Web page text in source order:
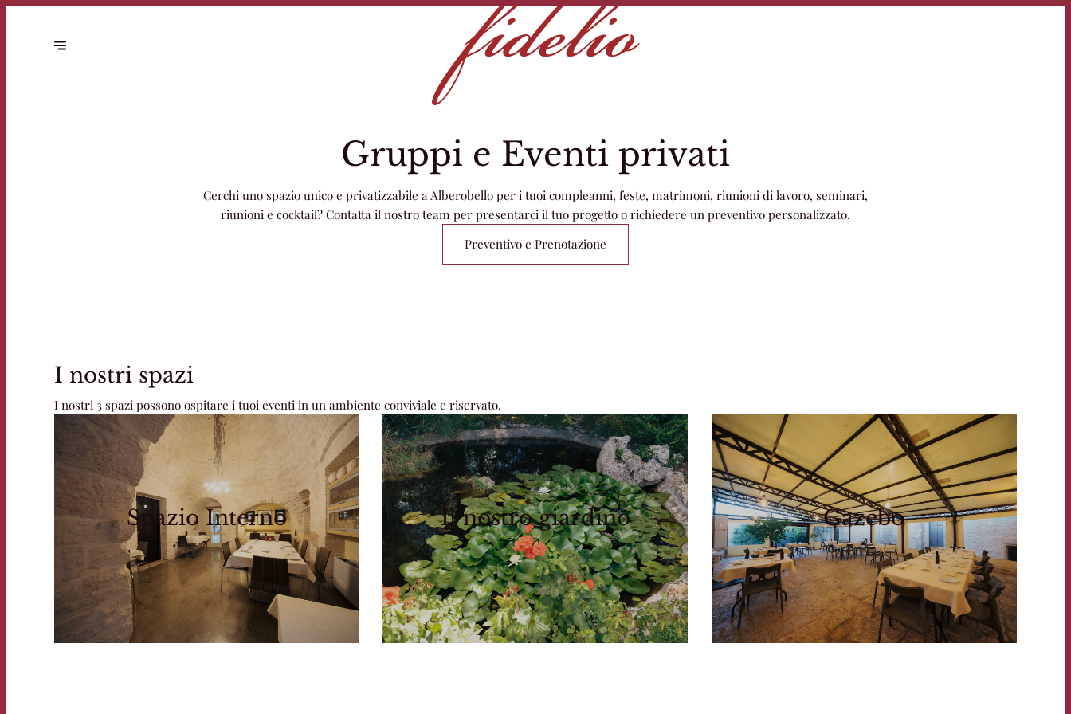
Gruppi e Eventi privati
Cerchi uno spazio unico e privatizzabile a Alberobello per i tuoi compleanni, feste, matrimoni, riunioni di lavoro, seminari,
riunioni e cocktail? Contatta il nostro team per presentarci il tuo progetto o richiedere un preventivo personalizzato.
Preventivo e Prenotazione
I nostri spazi
I nostri 3 spazi possono ospitare i tuoi eventi in un ambiente conviviale e riservato.
Spazio Interno Il nostro giardino Gazebo